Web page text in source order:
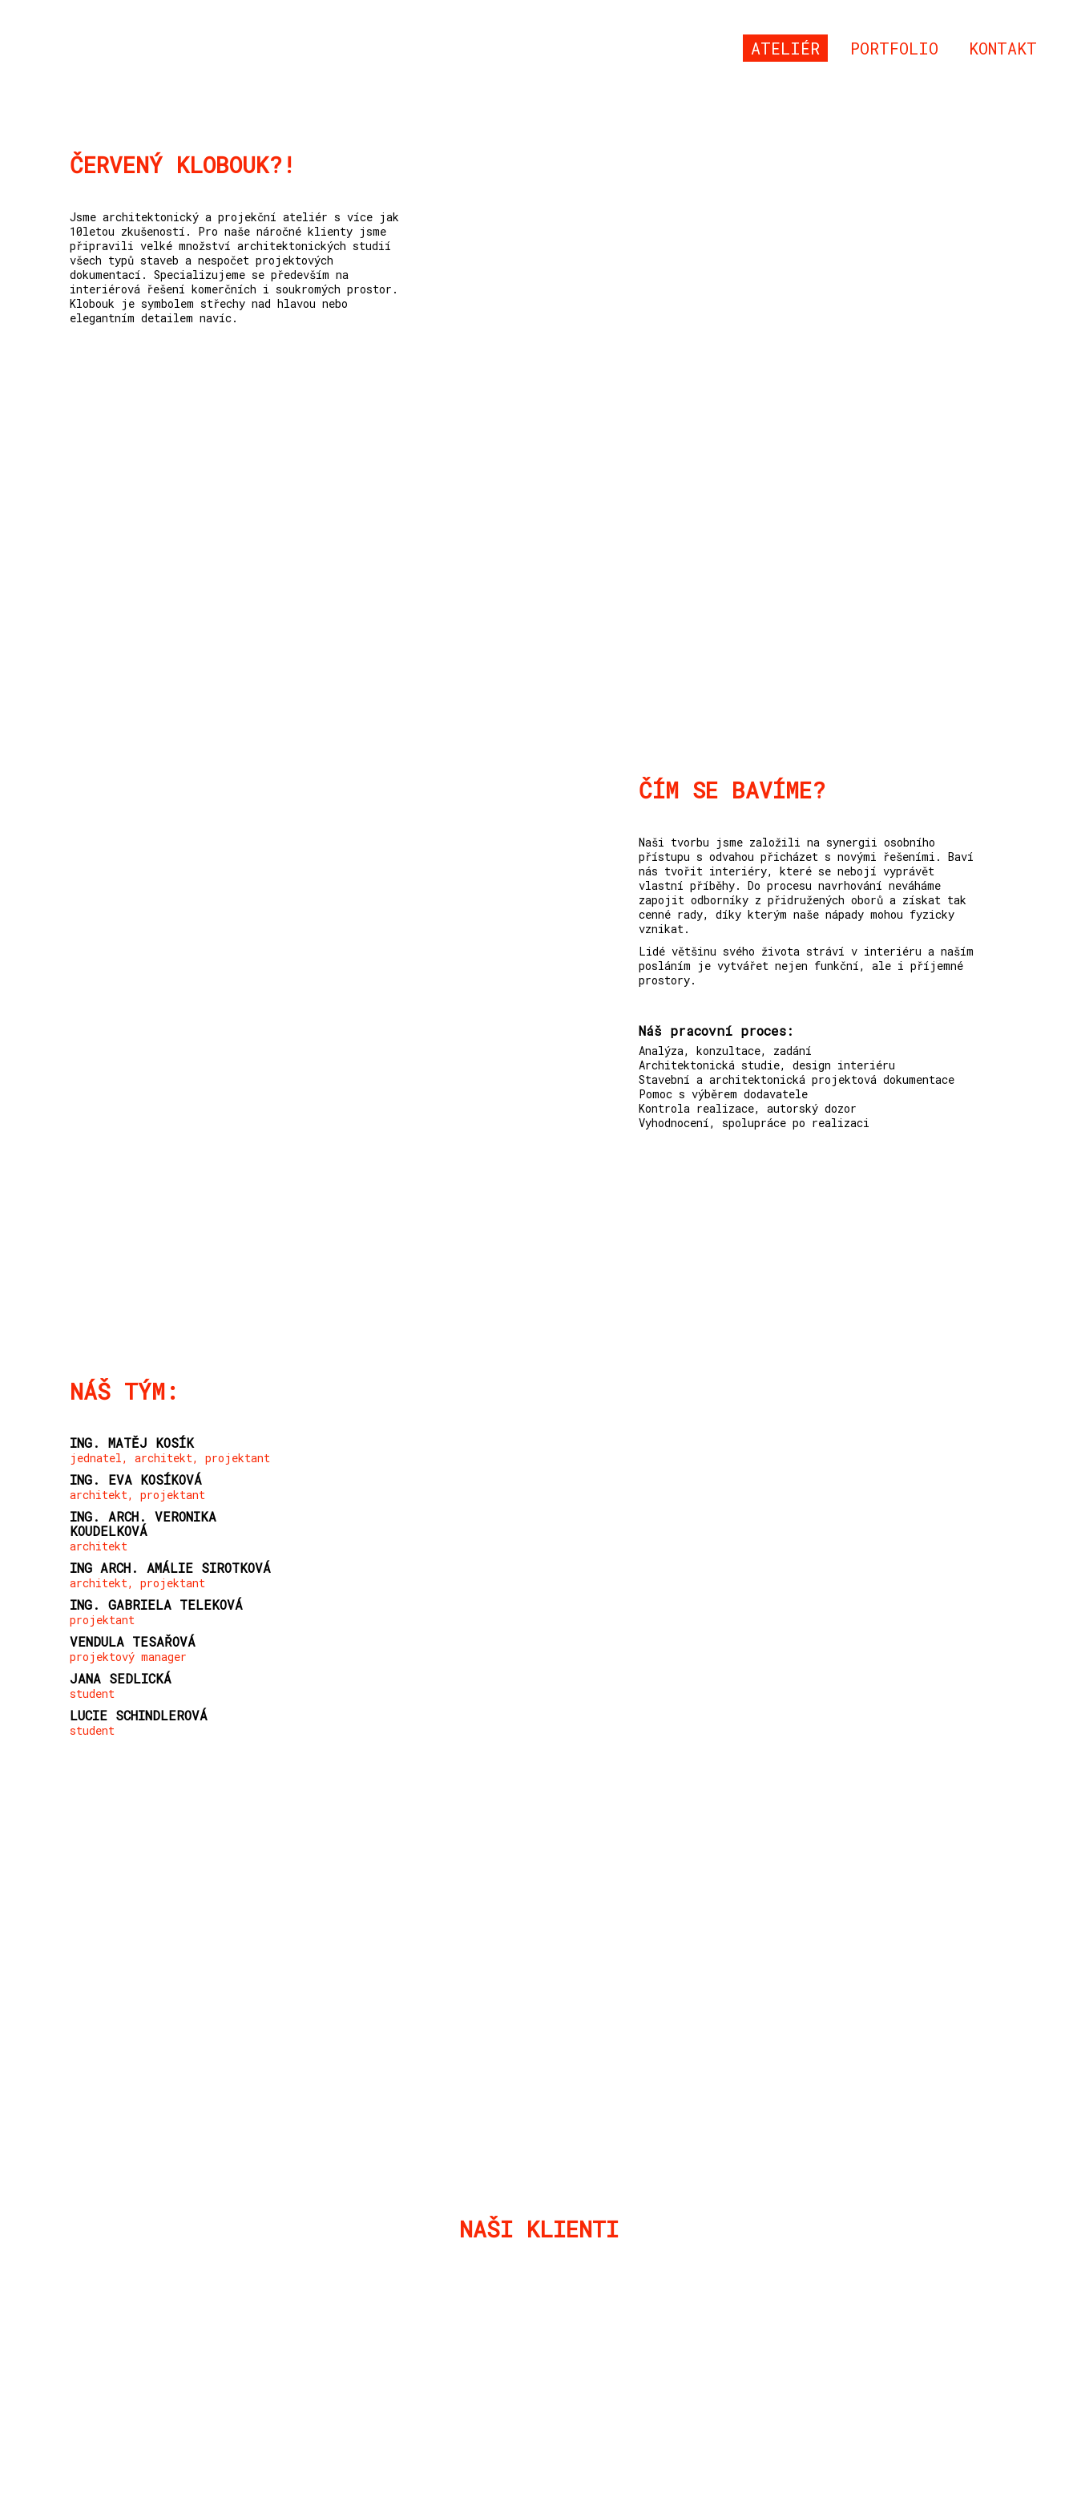
ATELIÉR PORTFOLIO KONTAKT
ČERVENÝ KLOBOUK?!
Jsme architektonický a projekční ateliér s více jak
10letou zkušeností. Pro naše náročné klienty jsme
připravili velké množství architektonických studií
všech typů staveb a nespočet projektových
dokumentací. Specializujeme se především na
interiérová řešení komerčních i soukromých prostor.
Klobouk je symbolem střechy nad hlavou nebo
elegantním detailem navíc.
ČÍM SE BAVÍME?
Naši tvorbu jsme založili na synergii osobního
přístupu s odvahou přicházet s novými řešeními. Baví
nás tvořit interiéry, které se nebojí vyprávět
vlastní příběhy. Do procesu navrhování neváháme
zapojit odborníky z přidružených oborů a získat tak
cenné rady, díky kterým naše nápady mohou fyzicky
vznikat.
Lidé většinu svého života stráví v interiéru a naším
posláním je vytvářet nejen funkční, ale i příjemné
prostory.
Náš pracovní proces:
Analýza, konzultace, zadání
Architektonická studie, design interiéru
Stavební a architektonická projektová dokumentace
Pomoc s výběrem dodavatele
Kontrola realizace, autorský dozor
Vyhodnocení, spolupráce po realizaci
NÁŠ TÝM:
ING. MATĚJ KOSÍK
jednatel, architekt, projektant
ING. EVA KOSÍKOVÁ
architekt, projektant
ING. ARCH. VERONIKA
KOUDELKOVÁ
architekt
ING ARCH. AMÁLIE SIROTKOVÁ
architekt, projektant
ING. GABRIELA TELEKOVÁ
projektant
VENDULA TESAŘOVÁ
projektový manager
JANA SEDLICKÁ
student
LUCIE SCHINDLEROVÁ
student
NAŠI KLIENTI